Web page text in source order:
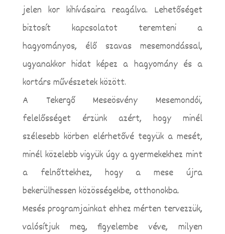
jelen kor kihívásaira reagálva. Lehetőséget
biztosít kapcsolatot teremteni a
hagyományos, élő szavas mesemondással,
ugyanakkor hidat képez a hagyomány és a
kortárs művészetek között.
A Tekergő Meseösvény Mesemondói,
felelősséget érzünk azért, hogy minél
szélesebb körben elérhetővé tegyük a mesét,
minél közelebb vigyük úgy a gyermekekhez mint
a felnőttekhez, hogy a mese újra
bekerülhessen közösségekbe, otthonokba.
Mesés programjainkat ehhez mérten tervezzük,
valósítjuk meg, figyelembe véve, milyen